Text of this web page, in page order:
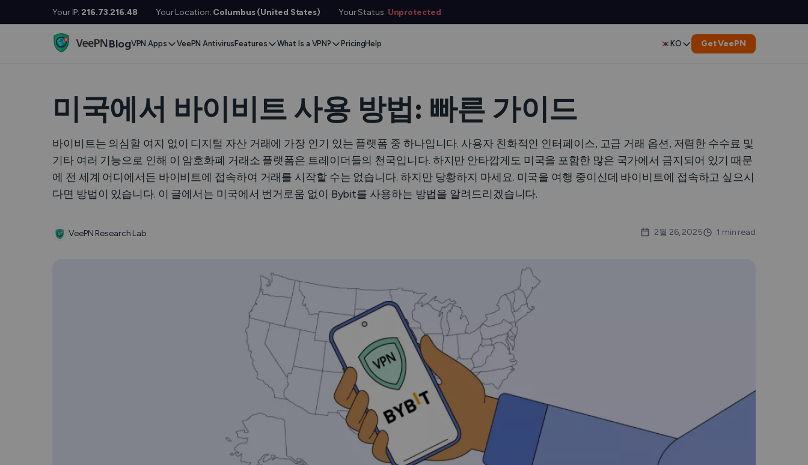
Your IP: 216.73.216.48 Your Location: Columbus (United States) Your Status: Unprotected
BlogVPN Apps
MacOS
Linux
iOS
Android
Fire TV
Android TV
Apple TV
Router
PlayStation Firefox
Edge
VeePN Antivirus Features
Double VPN
No Log VPN
Kill Switch
NetGuard
Online SMS
What Is a VPN?
VPN for Gaming
Stream Media
Stream Music
VPN for Netflix
Anonymous IP
Conceal Identity
Prevent Tracking
Save Money
VPN Encryption
What Is My IP?
DNS 누출 테스트
Hide Your IP
How Does a VPN Work?
PricingHelp KO
Français
العربية
Get VeePN
미국에서 바이비트 사용 방법: 빠른 가이드
바이비트는 의심할 여지 없이 디지털 자산 거래에 가장 인기 있는 플랫폼 중 하나입니다. 사용자 친화적인 인터페이스, 고급 거래 옵션, 저렴한 수수료 및
기타 여러 기능으로 인해 이 암호화폐 거래소 플랫폼은 트레이더들의 천국입니다. 하지만 안타깝게도 미국을 포함한 많은 국가에서 금지되어 있기 때문
에 전 세계 어디에서든 바이비트에 접속하여 거래를 시작할 수는 없습니다. 하지만 당황하지 마세요. 미국을 여행 중이신데 바이비트에 접속하고 싶으시
다면 방법이 있습니다. 이 글에서는 미국에서 번거로움 없이 Bybit를 사용하는 방법을 알려드리겠습니다.
VeePN Research Lab 2월 26, 2025 1 min read